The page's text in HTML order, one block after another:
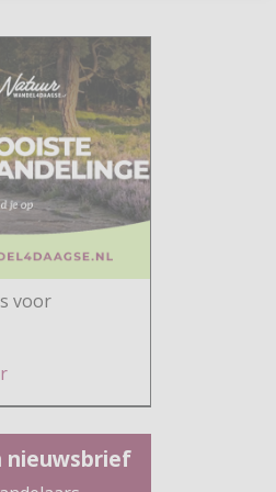
voor
nieuwsbrief